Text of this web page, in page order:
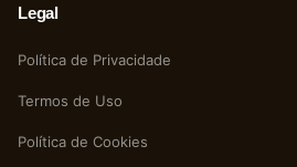
Legal
Política de Privacidade
Termos de Uso
Política de Cookies